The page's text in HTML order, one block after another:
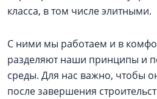
класса, в том числе элитными.
С ними мы работаем и в
разделяют наши принципы и
среды. Для нас важно, чтобы
после завершения